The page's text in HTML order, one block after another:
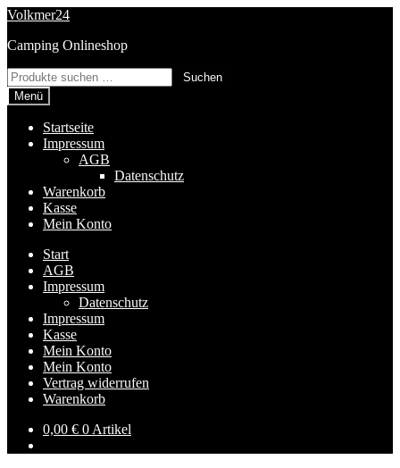
Zur
springen
Zum
springen
Volkmer24
Camping Onlineshop
Suchen
nach:
Suchen
Menü
Startseite
Impressum
AGB
Datenschutz
Warenkorb
Kasse
Mein Konto
Start
AGB
Impressum
Datenschutz
Impressum
Kasse
Mein Konto
Mein Konto
Vertrag widerrufen
Warenkorb
0,00 € 0 Artikel